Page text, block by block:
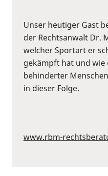
Unser heutiger Gast
der Rechtsanwalt Dr.
welcher Sportart er
gekämpft hat und wie
behinderter
in dieser Folge.
www.rbm-